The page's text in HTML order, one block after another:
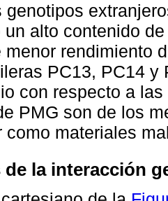
genotipos
un alto contenido
menor rendimiento
PC13, PC14 y
con respecto a
PMG son de los
como materiales
de la interacción